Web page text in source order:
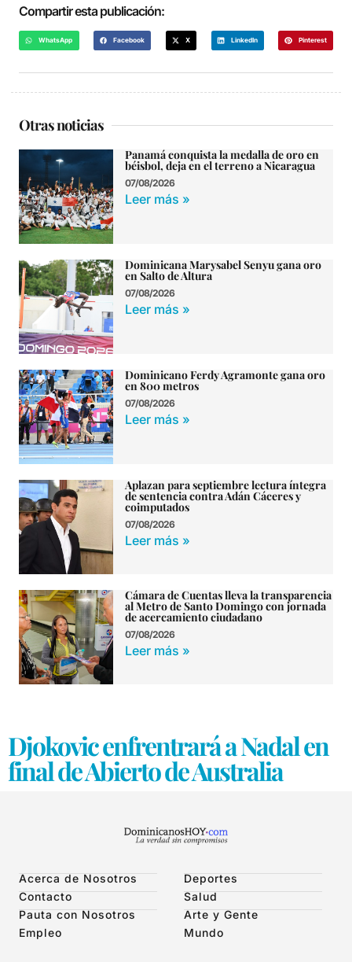
Compartir esta publicación:
WhatsApp Facebook X LinkedIn Pinterest
Otras noticias
Panamá conquista la medalla de oro en
béisbol, deja en el terreno a Nicaragua
07/08/2026
Leer más »
Dominicana Marysabel Senyu gana oro
en Salto de Altura
07/08/2026
Leer más »
Dominicano Ferdy Agramonte gana oro
en 800 metros
07/08/2026
Leer más »
Aplazan para septiembre lectura íntegra
de sentencia contra Adán Cáceres y
coimputados
07/08/2026
Leer más »
Cámara de Cuentas lleva la transparencia
al Metro de Santo Domingo con jornada
de acercamiento ciudadano
07/08/2026
Leer más »
Djokovic enfrentrará a Nadal en
final de Abierto de Australia
Acerca de Nosotros
Contacto
Pauta con Nosotros
Empleo
Deportes
Salud
Arte y Gente
Mundo